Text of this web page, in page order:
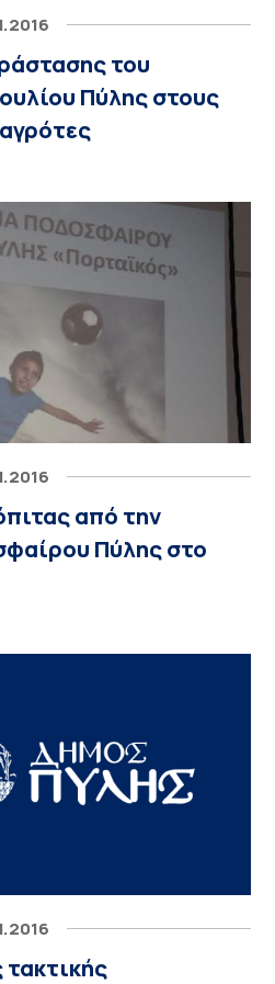
του
Πύλης στους
από την
Πύλης στο